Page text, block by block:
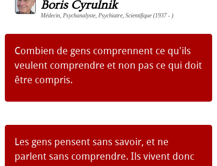
Boris Cyrulnik
Médecin, Psychanalyste, Psychiatre, Scientifique (1937 - )
Combien de gens comprennent ce qu'ils
veulent comprendre et non pas ce qui doit
être compris.
Les gens pensent sans savoir, et ne
parlent sans comprendre. Ils vivent donc